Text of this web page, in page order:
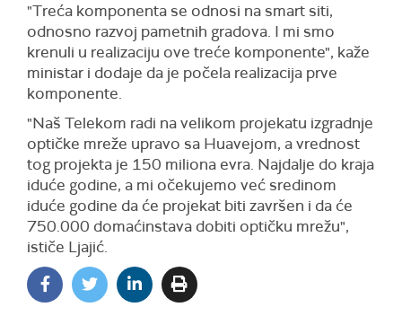
"Treća komponenta se odnosi na smart siti,
odnosno razvoj pametnih gradova. I mi smo
krenuli u realizaciju ove treće komponente", kaže
ministar i dodaje da je počela realizacija prve
komponente.
"Naš Telekom radi na velikom projekatu izgradnje
optičke mreže upravo sa Huavejom, a vrednost
tog projekta je 150 miliona evra. Najdalje do kraja
iduće godine, a mi očekujemo već sredinom
iduće godine da će projekat biti završen i da će
750.000 domaćinstava dobiti optičku mrežu",
ističe Ljajić.